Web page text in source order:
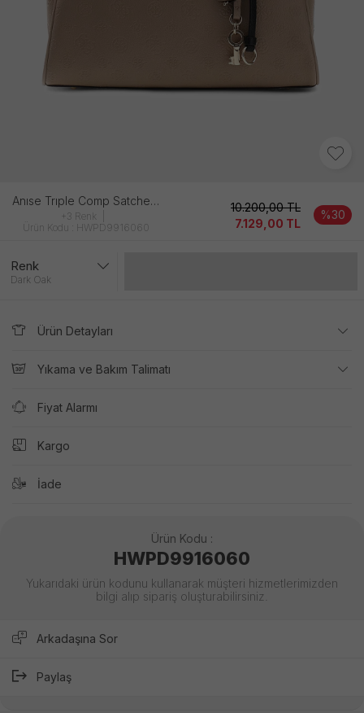
Anıse Trıple Comp Satchel Kadın Dark Oak Çanta
+3 Renk
Ürün Kodu : HWPD9916060
10.200,00TL
7.129,00 TL
%30
Renk
Dark Oak
Ürün Detayları
Yıkama ve Bakım Talimatı
Fiyat Alarmı
Kargo
İade
Ürün Kodu :
HWPD9916060
Yukarıdaki ürün kodunu kullanarak müşteri hizmetlerimizden
bilgi alıp sipariş oluşturabilirsiniz.
Arkadaşına Sor
Paylaş